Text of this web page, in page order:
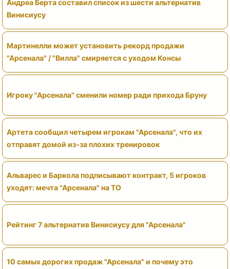
Андреа Берта составил список из шести альтернатив
Винисиусу
Мартинелли может установить рекорд продажи
"Арсенала" / "Вилла" смиряется с уходом Консы
Игроку "Арсенала" сменили номер ради прихода Бруну
Артета сообщил четырем игрокам "Арсенала", что их
отправят домой из-за плохих тренировок
Альварес и Баркола подписывают контракт, 5 игроков
уходят: мечта "Арсенала" на ТО
Рейтинг 7 альтернатив Винисиусу для "Арсенала"
10 самых дорогих продаж "Арсенала" и почему это